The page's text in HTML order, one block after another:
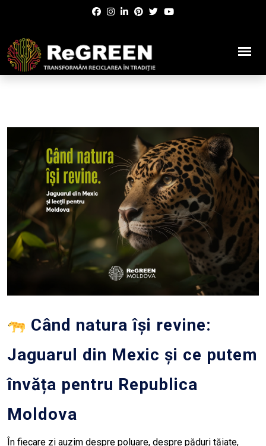
Când natura își revine:
Jaguarul din Mexic și ce putem
învăța pentru Republica
Moldova
În fiecare zi auzim despre poluare, despre păduri tăiate,